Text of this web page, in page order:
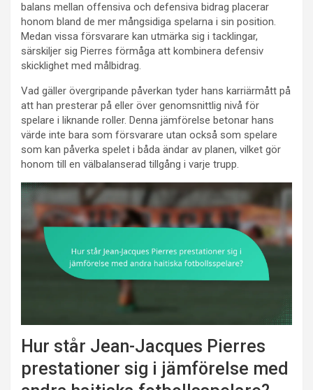
balans mellan offensiva och defensiva bidrag placerar
honom bland de mer mångsidiga spelarna i sin position.
Medan vissa försvarare kan utmärka sig i tacklingar,
särskiljer sig Pierres förmåga att kombinera defensiv
skicklighet med målbidrag.
Vad gäller övergripande påverkan tyder hans karriärmått på
att han presterar på eller över genomsnittlig nivå för
spelare i liknande roller. Denna jämförelse betonar hans
värde inte bara som försvarare utan också som spelare
som kan påverka spelet i båda ändar av planen, vilket gör
honom till en välbalanserad tillgång i varje trupp.
Hur står Jean-Jacques Pierres
prestationer sig i jämförelse med